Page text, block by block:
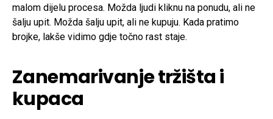
malom dijelu procesa. Možda ljudi kliknu na ponudu, ali ne
šalju upit. Možda šalju upit, ali ne kupuju. Kada pratimo
brojke, lakše vidimo gdje točno rast staje.
Zanemarivanje tržišta i
kupaca